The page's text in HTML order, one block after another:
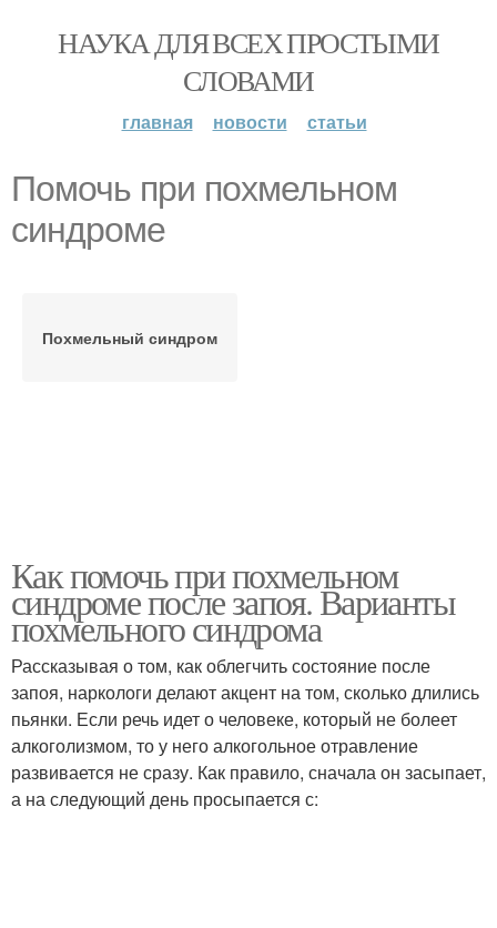
НАУКА ДЛЯ ВСЕХ ПРОСТЫМИ
СЛОВАМИ
главная новости статьи
Помочь при похмельном
синдроме
Похмельный синдром
Как помочь при похмельном
синдроме после запоя. Варианты
похмельного синдрома
Рассказывая о том, как облегчить состояние после
запоя, наркологи делают акцент на том, сколько длились
пьянки. Если речь идет о человеке, который не болеет
алкоголизмом, то у него алкогольное отравление
развивается не сразу. Как правило, сначала он засыпает,
а на следующий день просыпается с: